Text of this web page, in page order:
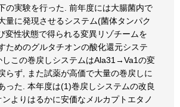
の実験を行った. 前年度には大腸菌内で
量に発現させるシステム(菌体タンパク
変性状態で得られる変異リゾチームを
ためのグルタチオンの酸化還元システ
しこの巻戻しシステムはAla31→Va1の変
らず, また試薬が高価で大量の巻戻しに
った. 本年度は(1)巻戻しシステムの改良
よりはるかに安価なメルカプトエタノ